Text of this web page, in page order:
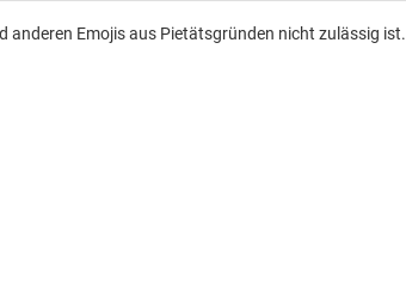
anderen Emojis aus Pietätsgründen nicht zulässig ist.